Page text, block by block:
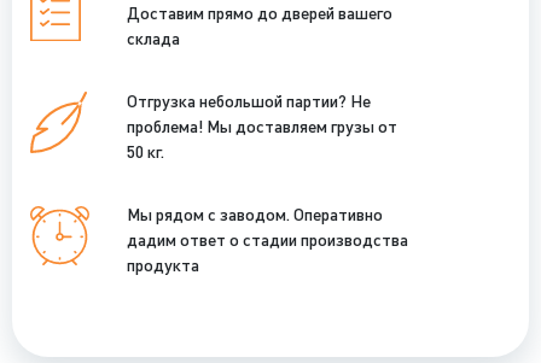
Доставим прямо до дверей вашего
склада
Отгрузка небольшой партии? Не
проблема! Мы доставляем грузы от
50 кг.
Мы рядом с заводом. Оперативно
дадим ответ о стадии производства
продукта